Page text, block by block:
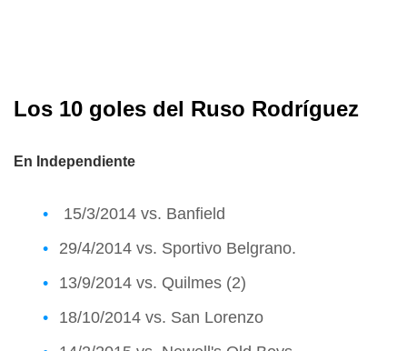
Los 10 goles del Ruso Rodríguez
En Independiente
15/3/2014 vs. Banfield
29/4/2014 vs. Sportivo Belgrano.
13/9/2014 vs. Quilmes (2)
18/10/2014 vs. San Lorenzo